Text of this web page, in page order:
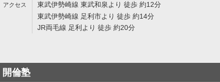
東武伊勢崎線 東武和泉より 徒歩 約12分
東武伊勢崎線 足利市より 徒歩 約14分
JR両毛線 足利より 徒歩 約20分
開倫塾